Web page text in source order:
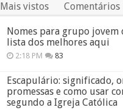
Mais vistos Comentários
Nomes para grupo jovem
lista dos melhores aqui
2:18 PM 83
Escapulário: significado,
promessas e como usar
segundo a Igreja Católica